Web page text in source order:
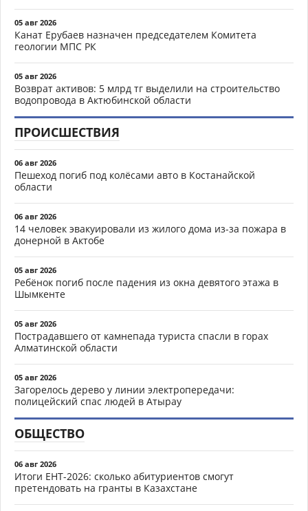
05 авг 2026
Канат Ерубаев назначен председателем Комитета
геологии МПС РК
05 авг 2026
Возврат активов: 5 млрд тг выделили на строительство
водопровода в Актюбинской области
ПРОИСШЕСТВИЯ
06 авг 2026
Пешеход погиб под колёсами авто в Костанайской
области
06 авг 2026
14 человек эвакуировали из жилого дома из-за пожара в
донерной в Актобе
05 авг 2026
Ребёнок погиб после падения из окна девятого этажа в
Шымкенте
05 авг 2026
Пострадавшего от камнепада туриста спасли в горах
Алматинской области
05 авг 2026
Загорелось дерево у линии электропередачи:
полицейский спас людей в Атырау
ОБЩЕСТВО
06 авг 2026
Итоги ЕНТ-2026: сколько абитуриентов смогут
претендовать на гранты в Казахстане